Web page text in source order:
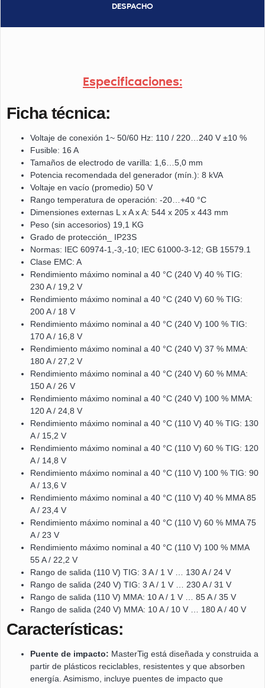
DESPACHO
Especificaciones:
Ficha técnica:
Voltaje de conexión 1~ 50/60 Hz: 110 / 220…240 V ±10 %
Fusible: 16 A
Tamaños de electrodo de varilla: 1,6…5,0 mm
Potencia recomendada del generador (mín.): 8 kVA
Voltaje en vacío (promedio) 50 V
Rango temperatura de operación: -20…+40 °C
Dimensiones externas L x A x A: 544 x 205 x 443 mm
Peso (sin accesorios) 19,1 KG
Grado de protección_ IP23S
Normas: IEC 60974-1,-3,-10; IEC 61000-3-12; GB 15579.1
Clase EMC: A
Rendimiento máximo nominal a 40 °C (240 V) 40 % TIG:
230 A / 19,2 V
Rendimiento máximo nominal a 40 °C (240 V) 60 % TIG:
200 A / 18 V
Rendimiento máximo nominal a 40 °C (240 V) 100 % TIG:
170 A / 16,8 V
Rendimiento máximo nominal a 40 °C (240 V) 37 % MMA:
180 A / 27,2 V
Rendimiento máximo nominal a 40 °C (240 V) 60 % MMA:
150 A / 26 V
Rendimiento máximo nominal a 40 °C (240 V) 100 % MMA:
120 A / 24,8 V
Rendimiento máximo nominal a 40 °C (110 V) 40 % TIG: 130
A / 15,2 V
Rendimiento máximo nominal a 40 °C (110 V) 60 % TIG: 120
A / 14,8 V
Rendimiento máximo nominal a 40 °C (110 V) 100 % TIG: 90
A / 13,6 V
Rendimiento máximo nominal a 40 °C (110 V) 40 % MMA 85
A / 23,4 V
Rendimiento máximo nominal a 40 °C (110 V) 60 % MMA 75
A / 23 V
Rendimiento máximo nominal a 40 °C (110 V) 100 % MMA
55 A / 22,2 V
Rango de salida (110 V) TIG: 3 A / 1 V … 130 A / 24 V
Rango de salida (240 V) TIG: 3 A / 1 V … 230 A / 31 V
Rango de salida (110 V) MMA: 10 A / 1 V … 85 A / 35 V
Rango de salida (240 V) MMA: 10 A / 10 V … 180 A / 40 V
Características:
Puente de impacto: MasterTig está diseñada y construida a
partir de plásticos reciclables, resistentes y que absorben
energía. Asimismo, incluye puentes de impacto que